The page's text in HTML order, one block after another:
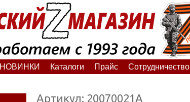
НОВИНКИ Каталоги Прайс Сотрудничество
Артикул: 20070021А